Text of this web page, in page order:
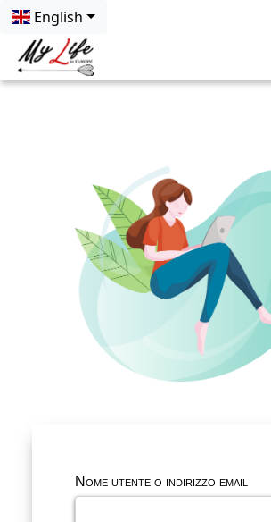
English
Nome utente o indirizzo email